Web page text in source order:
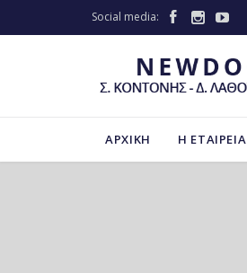
Social media:   
ΑΡΧΙΚΗ Η ΕΤΑΙΡΕΙΑ